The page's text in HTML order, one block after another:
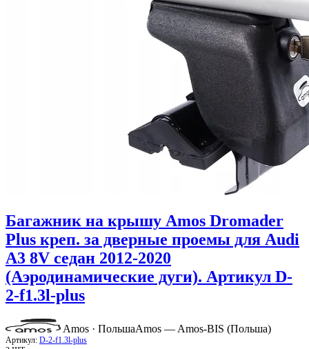
Багажник на крышу Amos Dromader
Plus креп. за дверные проемы для Audi
A3 8V седан 2012-2020
(Аэродинамические дуги). Артикул D-
2-f1.3l-plus
Amos · ПольшаAmos — Amos-BIS (Польша)
Артикул: D-2-f1.3l-plus